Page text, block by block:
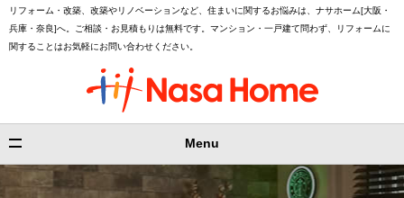
リフォーム・改築、改築やリノベーションなど、住まいに関するお悩みは、ナサホーム[大阪・
兵庫・奈良]へ。ご相談・お見積もりは無料です。マンション・一戸建て問わず、リフォームに
関することはお気軽にお問い合わせください。
Menu